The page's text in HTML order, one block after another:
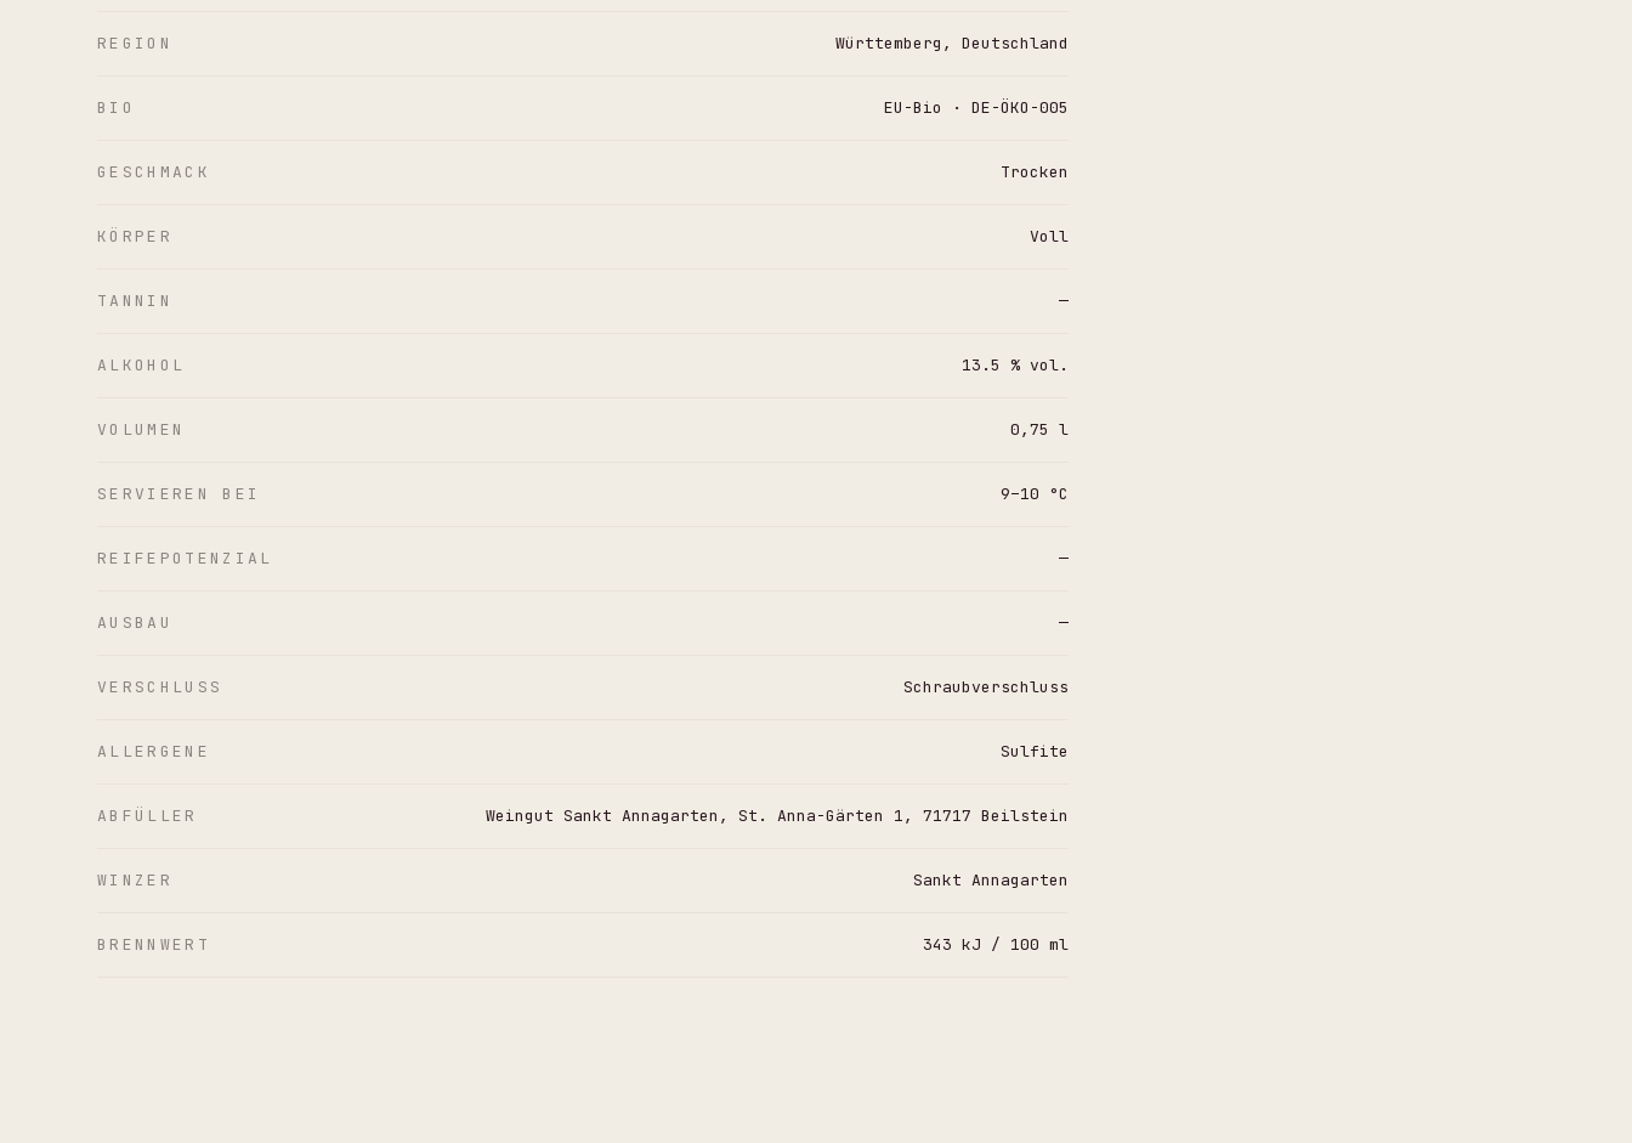
REGION Württemberg, Deutschland
BIO EU-Bio · DE-ÖKO-005
GESCHMACK Trocken
KÖRPER Voll
TANNIN —
ALKOHOL 13.5 % vol.
VOLUMEN 0,75 l
SERVIEREN BEI 9–10 °C
REIFEPOTENZIAL —
AUSBAU —
VERSCHLUSS Schraubverschluss
ALLERGENE Sulfite
ABFÜLLER Weingut Sankt Annagarten, St. Anna-Gärten 1, 71717 Beilstein
WINZER Sankt Annagarten
BRENNWERT 343 kJ / 100 ml